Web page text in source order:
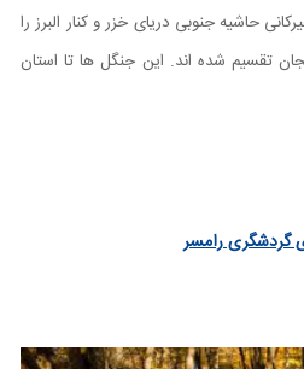
حاشیه جنوبی دریای خزر و کنار البرز را
تقسیم شده اند. این جنگل ها تا استان
گردشگری رامسر